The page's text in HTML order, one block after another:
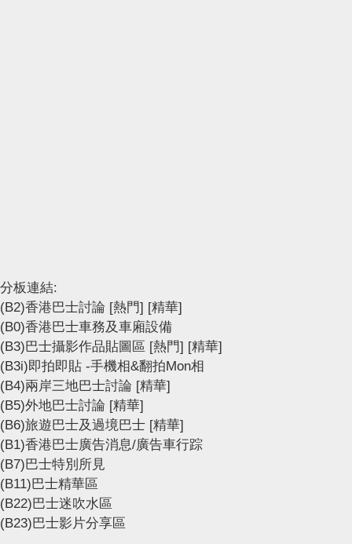
分板連結:
(B2)香港巴士討論 [熱門] [精華]
(B0)香港巴士車務及車廂設備
(B3)巴士攝影作品貼圖區 [熱門] [精華]
(B3i)即拍即貼 -手機相&翻拍Mon相
(B4)兩岸三地巴士討論 [精華]
(B5)外地巴士討論 [精華]
(B6)旅遊巴士及過境巴士 [精華]
(B1)香港巴士廣告消息/廣告車行踪
(B7)巴士特別所見
(B11)巴士精華區
(B22)巴士迷吹水區
(B23)巴士影片分享區